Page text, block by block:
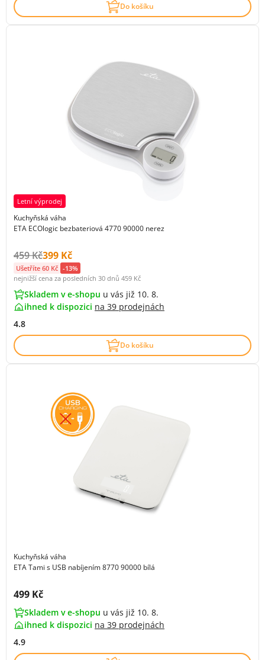
Do košíku
Letní výprodej
Kuchyňská váha
ETA ECOlogic bezbateriová 4770 90000 nerez
Původní cena s DPH:
459 KčCena s DPH:
399 Kč
Ušetříte 60 Kč -13%
nejnižší cena za posledních 30 dnů 459 Kč
Skladem v e-shopu u vás již 10. 8.
ihned k dispozici na 39 prodejnách
4.8
Do košíku
Kuchyňská váha
ETA Tami s USB nabíjením 8770 90000 bílá
Cena s DPH:
499 Kč
Skladem v e-shopu u vás již 10. 8.
ihned k dispozici na 39 prodejnách
4.9